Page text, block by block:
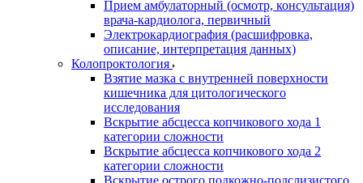
Прием амбулаторный (осмотр, консультация)
врача-кардиолога, первичный
Электрокардиография (расшифровка,
описание, интерпретация данных)
Колопроктология
Взятие мазка с внутренней поверхности
кишечника для цитологического
исследования
Вскрытие абсцесса копчикового хода 1
категории сложности
Вскрытие абсцесса копчикового хода 2
категории сложности
Вскрытие острого подкожно-подслизистого